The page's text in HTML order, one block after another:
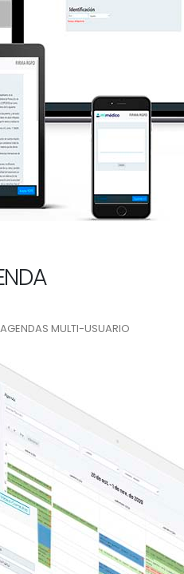
MULTI-USUARIO